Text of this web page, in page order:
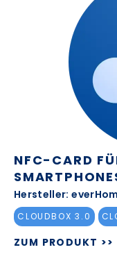
NFC-CARD
Hersteller:
CLOUDBOX 3.0
ZUM PRODUKT >>